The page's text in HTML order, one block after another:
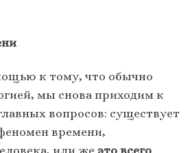
к тому, что обычно
мы снова приходим к
вопросов: существует
времени,